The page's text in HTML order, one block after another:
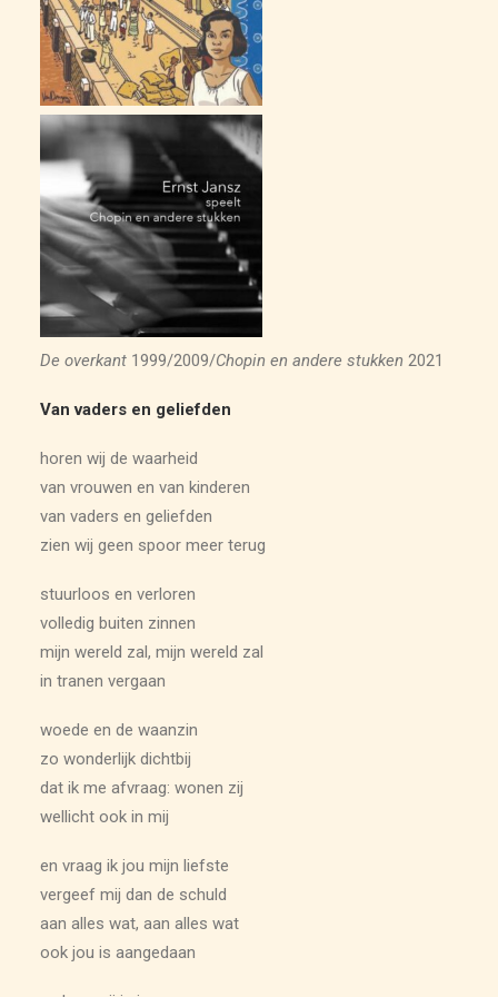
ARCHIEF
De overkant 1999/2009/Chopin en andere stukken 2021
Van vaders en geliefden
horen wij de waarheid
van vrouwen en van kinderen
van vaders en geliefden
zien wij geen spoor meer terug
stuurloos en verloren
volledig buiten zinnen
mijn wereld zal, mijn wereld zal
in tranen vergaan
woede en de waanzin
zo wonderlijk dichtbij
dat ik me afvraag: wonen zij
wellicht ook in mij
en vraag ik jou mijn liefste
vergeef mij dan de schuld
aan alles wat, aan alles wat
ook jou is aangedaan